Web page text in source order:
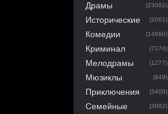
Драмы
(23092)
Исторические (2061)
Комедии (14660)
Криминал (7174)
Мелодрамы (1277)
Мюзиклы (849)
Приключения (5409)
Семейные (3882)